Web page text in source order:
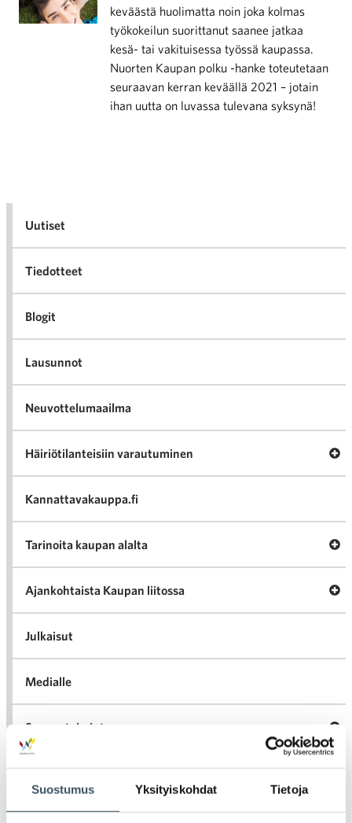
Suostumus Yksityiskohdat Tietoja
keväästä huolimatta noin joka kolmas
työkokeilun suorittanut saanee jatkaa
kesä- tai vakituisessa työssä kaupassa.
Nuorten Kaupan polku -hanke toteutetaan
seuraavan kerran keväällä 2021 – jotain
ihan uutta on luvassa tulevana syksynä!
Uutiset
Tiedotteet
Blogit
Lausunnot
Neuvottelumaailma
Häiriötilanteisiin varautuminen
Kannattavakauppa.fi
Tarinoita kaupan alalta
Ajankohtaista Kaupan liitossa
Julkaisut
Medialle
Seuraa toimintaamme